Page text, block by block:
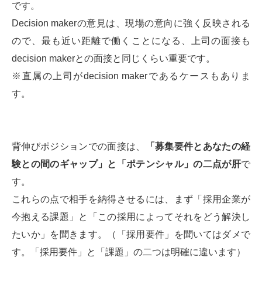
です。
Decision makerの意見は、現場の意向に強く反映される
ので、最も近い距離で働くことになる、上司の面接も
decision makerとの面接と同じくらい重要です。
※直属の上司がdecision makerであるケースもありま
す。
背伸びポジションでの面接は、
「募集要件とあなたの経
験との間のギャップ」と「ポテンシャル」の二点が肝で
す。
これらの点で相手を納得させるには、まず「採用企業が
今抱える課題」と「この採用によってそれをどう解決し
たいか」を聞きます。（「採用要件」を聞いてはダメで
す。「採用要件」と「課題」の二つは明確に違います）